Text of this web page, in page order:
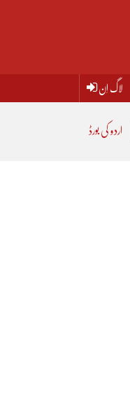
لاگ اِن
اردو کی بورڈ